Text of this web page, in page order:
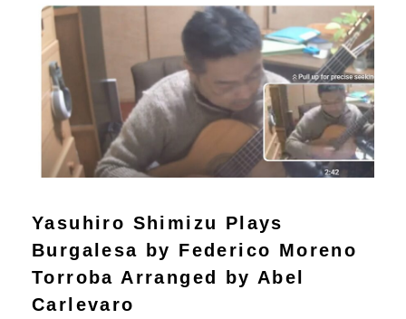
Yasuhiro Shimizu Plays
Burgalesa by Federico Moreno
Torroba Arranged by Abel
Carlevaro